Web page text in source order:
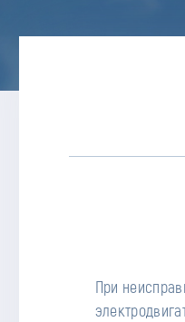
При
- Шум из-